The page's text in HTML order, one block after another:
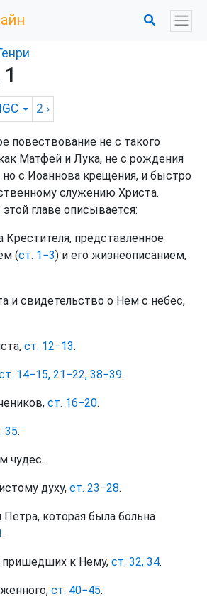
2 ›
повествование не с такого
Матфей и Лука, не с рождения
но с Иоаннова крещения, и быстро
служению Христа.
главе описывается:
Крестителя, представленное
(ст. 1−3) и его жизнеописанием,
и свидетельство о Нем с небес,
ст. 12−13.
14−15, 21−22, 38−39.
ст. 16−20.
35.
чудес.
духу, ст. 23−28.
которая была больна
.
пришедших к Нему, ст. 32, 34.
ст. 40−45.